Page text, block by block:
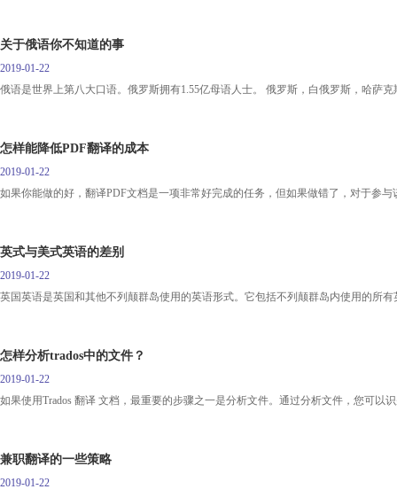
关于俄语你不知道的事
2019-01-22
俄语是世界上第八大口语。俄罗斯拥有1.55亿母语人士。 俄罗斯，白俄罗斯，哈萨
怎样能降低PDF翻译的成本
2019-01-22
如果你能做的好，翻译PDF文档是一项非常好完成的任务，但如果做错了，对于参
英式与美式英语的差别
2019-01-22
英国英语是英国和其他不列颠群岛使用的英语形式。它包括不列颠群岛内使用的所
怎样分析trados中的文件？
2019-01-22
如果使用Trados 翻译 文档，最重要的步骤之一是分析文件。通过分析文件，您可
兼职翻译的一些策略
2019-01-22